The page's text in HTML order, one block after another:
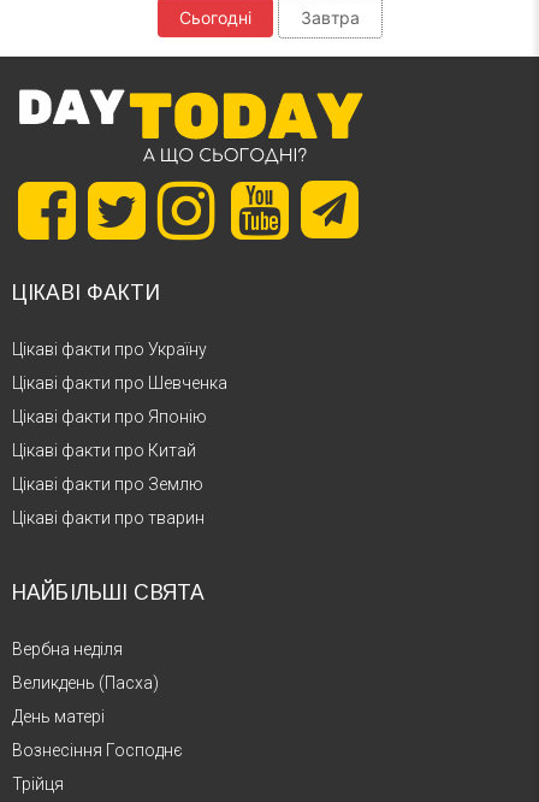
Сьогодні Завтра
ЦІКАВІ ФАКТИ
Цікаві факти про Україну
Цікаві факти про Шевченка
Цікаві факти про Японію
Цікаві факти про Китай
Цікаві факти про Землю
Цікаві факти про тварин
НАЙБІЛЬШІ СВЯТА
Вербна неділя
Великдень (Пасха)
День матері
Вознесіння Господнє
Трійця